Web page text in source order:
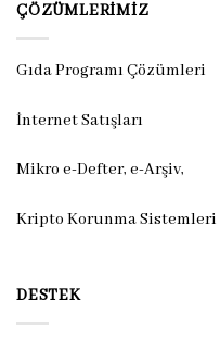
ÇÖZÜMLERIMIZ
Gıda Programı Çözümleri
İnternet Satışları
Mikro e-Defter, e-Arşiv,
Kripto Korunma Sistemleri
DESTEK